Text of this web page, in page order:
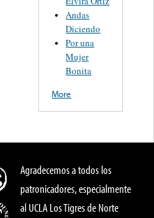
Andas
Diciendo
Por una
Mujer
Bonita
More
Agradecemos a todos los
patronicadores, especialmente
al UCLA Los Tigres de Norte